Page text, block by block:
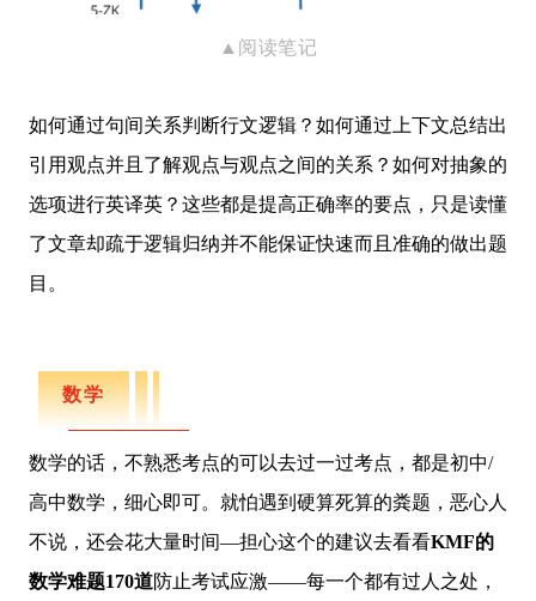
▲阅读笔记
如何通过句间关系判断行文逻辑？如何通过上下文总结出
引用观点并且了解观点与观点之间的关系？如何对抽象的
选项进行英译英？这些都是提高正确率的要点，只是读懂
了文章却疏于逻辑归纳并不能保证快速而且准确的做出题
目。
数学
数学的话，不熟悉考点的可以去过一过考点，都是初中/
高中数学，细心即可。就怕遇到硬算死算的粪题，恶心人
不说，还会花大量时间—担心这个的建议去看看KMF的
数学难题170道防止考试应激——每一个都有过人之处，